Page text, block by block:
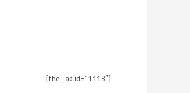
[the_ad id=”1113″]